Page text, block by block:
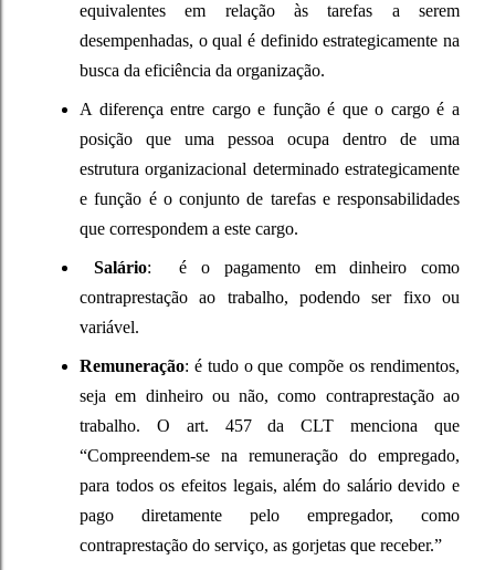
equivalentes em relação às tarefas a serem
desempenhadas, o qual é definido estrategicamente na
busca da eficiência da organização.
A diferença entre cargo e função é que o cargo é a
posição que uma pessoa ocupa dentro de uma
estrutura organizacional determinado estrategicamente
e função é o conjunto de tarefas e responsabilidades
que correspondem a este cargo.
Salário: é o pagamento em dinheiro como
contraprestação ao trabalho, podendo ser fixo ou
variável.
Remuneração: é tudo o que compõe os rendimentos,
seja em dinheiro ou não, como contraprestação ao
trabalho. O art. 457 da CLT menciona que
“Compreendem-se na remuneração do empregado,
para todos os efeitos legais, além do salário devido e
pago diretamente pelo empregador, como
contraprestação do serviço, as gorjetas que receber.”